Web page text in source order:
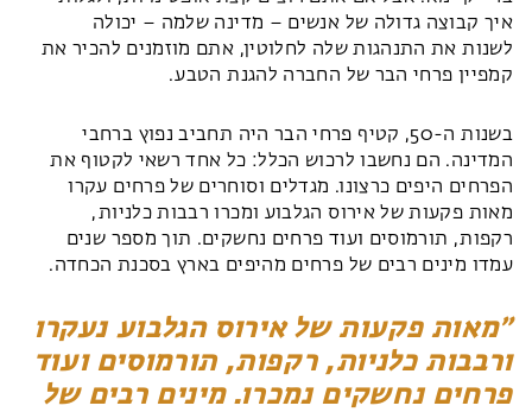
איך קבוצה גדולה של אנשים – מדינה שלמה – יכולה
לשנות את התנהגות שלה לחלוטין, אתם מוזמנים להכיר את
קמפיין פרחי הבר של החברה להגנת הטבע.
בשנות ה-50, קטיף פרחי הבר היה תחביב נפוץ ברחבי
המדינה. הם נחשבו לרכוש הכלל: כל אחד רשאי לקטוף את
הפרחים היפים כרצונו. מגדלים וסוחרים של פרחים עקרו
מאות פקעות של אירוס הגלבוע ומכרו רבבות כלניות,
רקפות, תורמוסים ועוד פרחים נחשקים. תוך מספר שנים
עמדו מינים רבים של פרחים מהיפים בארץ בסכנת הכחדה.
מאות פקעות של אירוס הגלבוע נעקרו
ורבבות כלניות, רקפות, תורמוסים ועוד
פרחים נחשקים נמכרו. מינים רבים של